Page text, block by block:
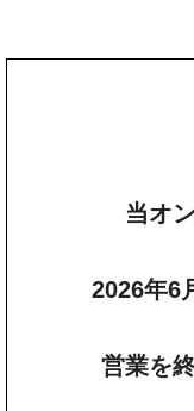
当オ
2026年6
営業を